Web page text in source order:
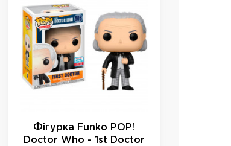
Фігурка Funko POP!
Doctor Who - 1st Doctor